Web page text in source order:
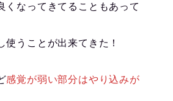
くなってきてることもあって
使うことが出来てきた！
感覚が弱い部分はやり込みが